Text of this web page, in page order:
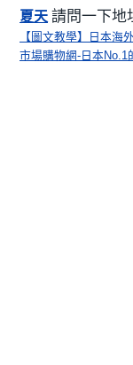
夏天 請問一下地
【圖文教學】日本海
市場購物網-日本No.1